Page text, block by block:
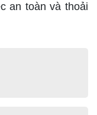
an toàn và thoải